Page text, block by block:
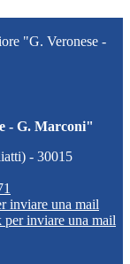
"G. Veronese -
- G. Marconi"
- 30015
inviare una mail
inviare una mail